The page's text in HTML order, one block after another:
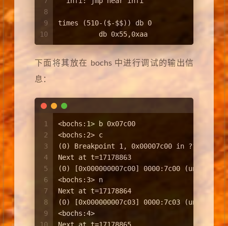
8
9
10
times (510-($-$$)) db 0               ;主引导程
db 0x55,0xaa
下面将其放在 bochs 中进行调试的输出信
息：
1
2
3
4
5
6
7
8
9
<bochs:1> b 0x07c00
<bochs:2> c
(0) Breakpoint 1, 0x00007c00 in ?? ()
Next at t=17178863
(0) [0x000000007c00] 0000:7c00 (unk.
<bochs:3> n
Next at t=17178864
(0) [0x000000007c03] 0000:7c03
<bochs:4>